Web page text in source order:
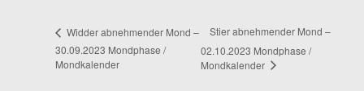
Widder abnehmender Mond –
30.09.2023 Mondphase /
Mondkalender
Stier abnehmender Mond –
02.10.2023 Mondphase /
Mondkalender